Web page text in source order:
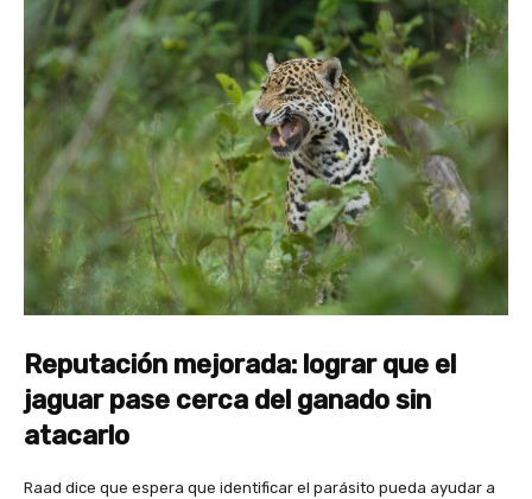
Reputación mejorada: lograr que el
jaguar pase cerca del ganado sin
atacarlo
Raad dice que espera que identificar el parásito pueda ayudar a